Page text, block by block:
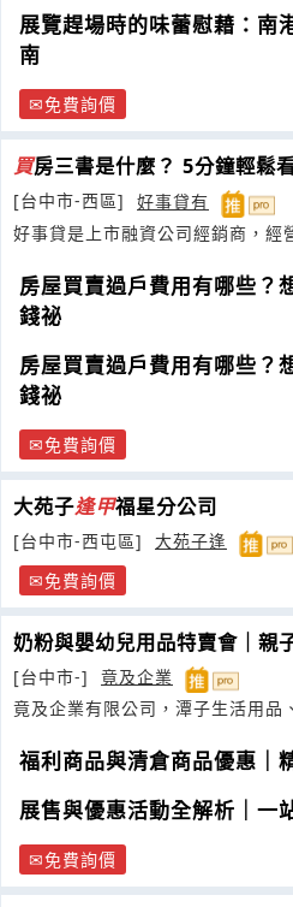
展覽趕場時的味蕾慰藉：南
南
免費詢價
買房三書是什麼？ 5分鐘輕鬆
[台中市-西區]
好事貸有
好事貸是上市融資公司經銷商，經
房屋買賣過戶費用有哪些？
錢祕
房屋買賣過戶費用有哪些？
錢祕
免費詢價
大苑子逢甲福星分公司
[台中市-西屯區]
大苑子逢
免費詢價
奶粉與嬰幼兒用品特賣會｜親
[台中市-]
竟及企業
竟及企業有限公司，潭子生活用品
福利商品與清倉商品優惠｜
展售與優惠活動全解析｜一
免費詢價